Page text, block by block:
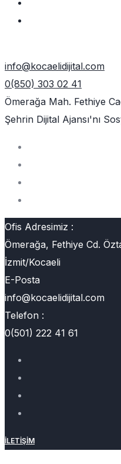
info@kocaelidijital.com
0(850) 303 02 41
Ömerağa Mah. Fethiye
Şehrin Dijital Ajansı'nı
Ofis Adresimiz :
Ömerağa, Fethiye Cd.
İzmit/Kocaeli
E-Posta
info@kocaelidijital.com
Telefon :
0(501) 222 41 61
İLETIŞIM